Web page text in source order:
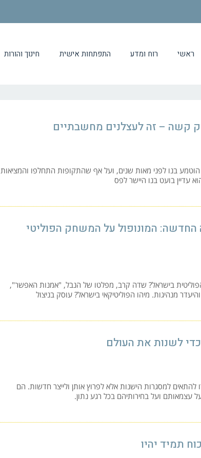
ראשי רוח ומדע התפתחות אישית חינוך והורות
קשה – זה לעצלנים מחשבתיים
בנו לפני מאות שנים, ועל אף שהתקופות התחלפו והמציאות
עדיין בועט בנו היישר לפס
החדשה: המונופול על המשחק הפוליטי
בישראל? שדה קרב, מפלטו של הנבל, "אמנות האפשר",
מנהיגות. מיהו הפוליטיקאי בישראל? עוסק בניצול
לשנות את העולם
להתאים למסגרות הישנות אלא לפרוץ אותן ולייצר חדשות. הם
עצמאותם ועל בחירותיהם בכל רגע נתון.
תמיד יהיו